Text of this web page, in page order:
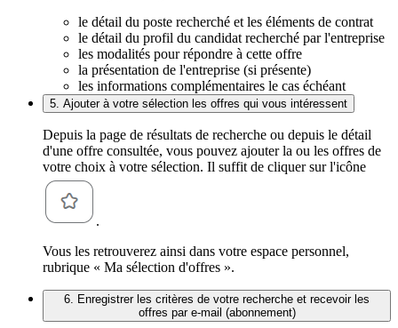
le détail du poste recherché et les éléments de contrat
le détail du profil du candidat recherché par l'entreprise
les modalités pour répondre à cette offre
la présentation de l'entreprise (si présente)
les informations complémentaires le cas échéant
5. Ajouter à votre sélection les offres qui vous intéressent
Depuis la page de résultats de recherche ou depuis le détail
d'une offre consultée, vous pouvez ajouter la ou les offres de
votre choix à votre sélection. Il suffit de cliquer sur l'icône
.
Vous les retrouverez ainsi dans votre espace personnel,
rubrique « Ma sélection d'offres ».
6. Enregistrer les critères de votre recherche et recevoir les
offres par e-mail (abonnement)